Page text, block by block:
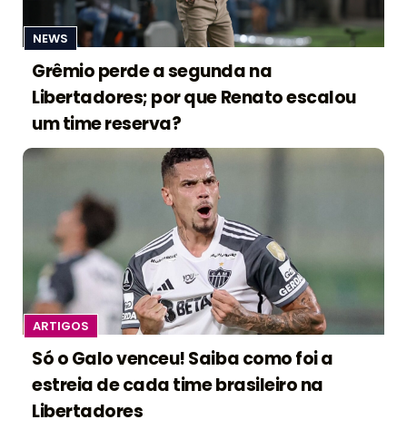
NEWS
Grêmio perde a segunda na
Libertadores; por que Renato escalou
um time reserva?
ARTIGOS
Só o Galo venceu! Saiba como foi a
estreia de cada time brasileiro na
Libertadores